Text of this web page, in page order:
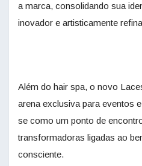
a marca, consolidando sua
inovador e artisticamente
Além do hair spa, o novo
arena exclusiva para eventos
se como um ponto de
transformadoras ligadas ao
consciente.